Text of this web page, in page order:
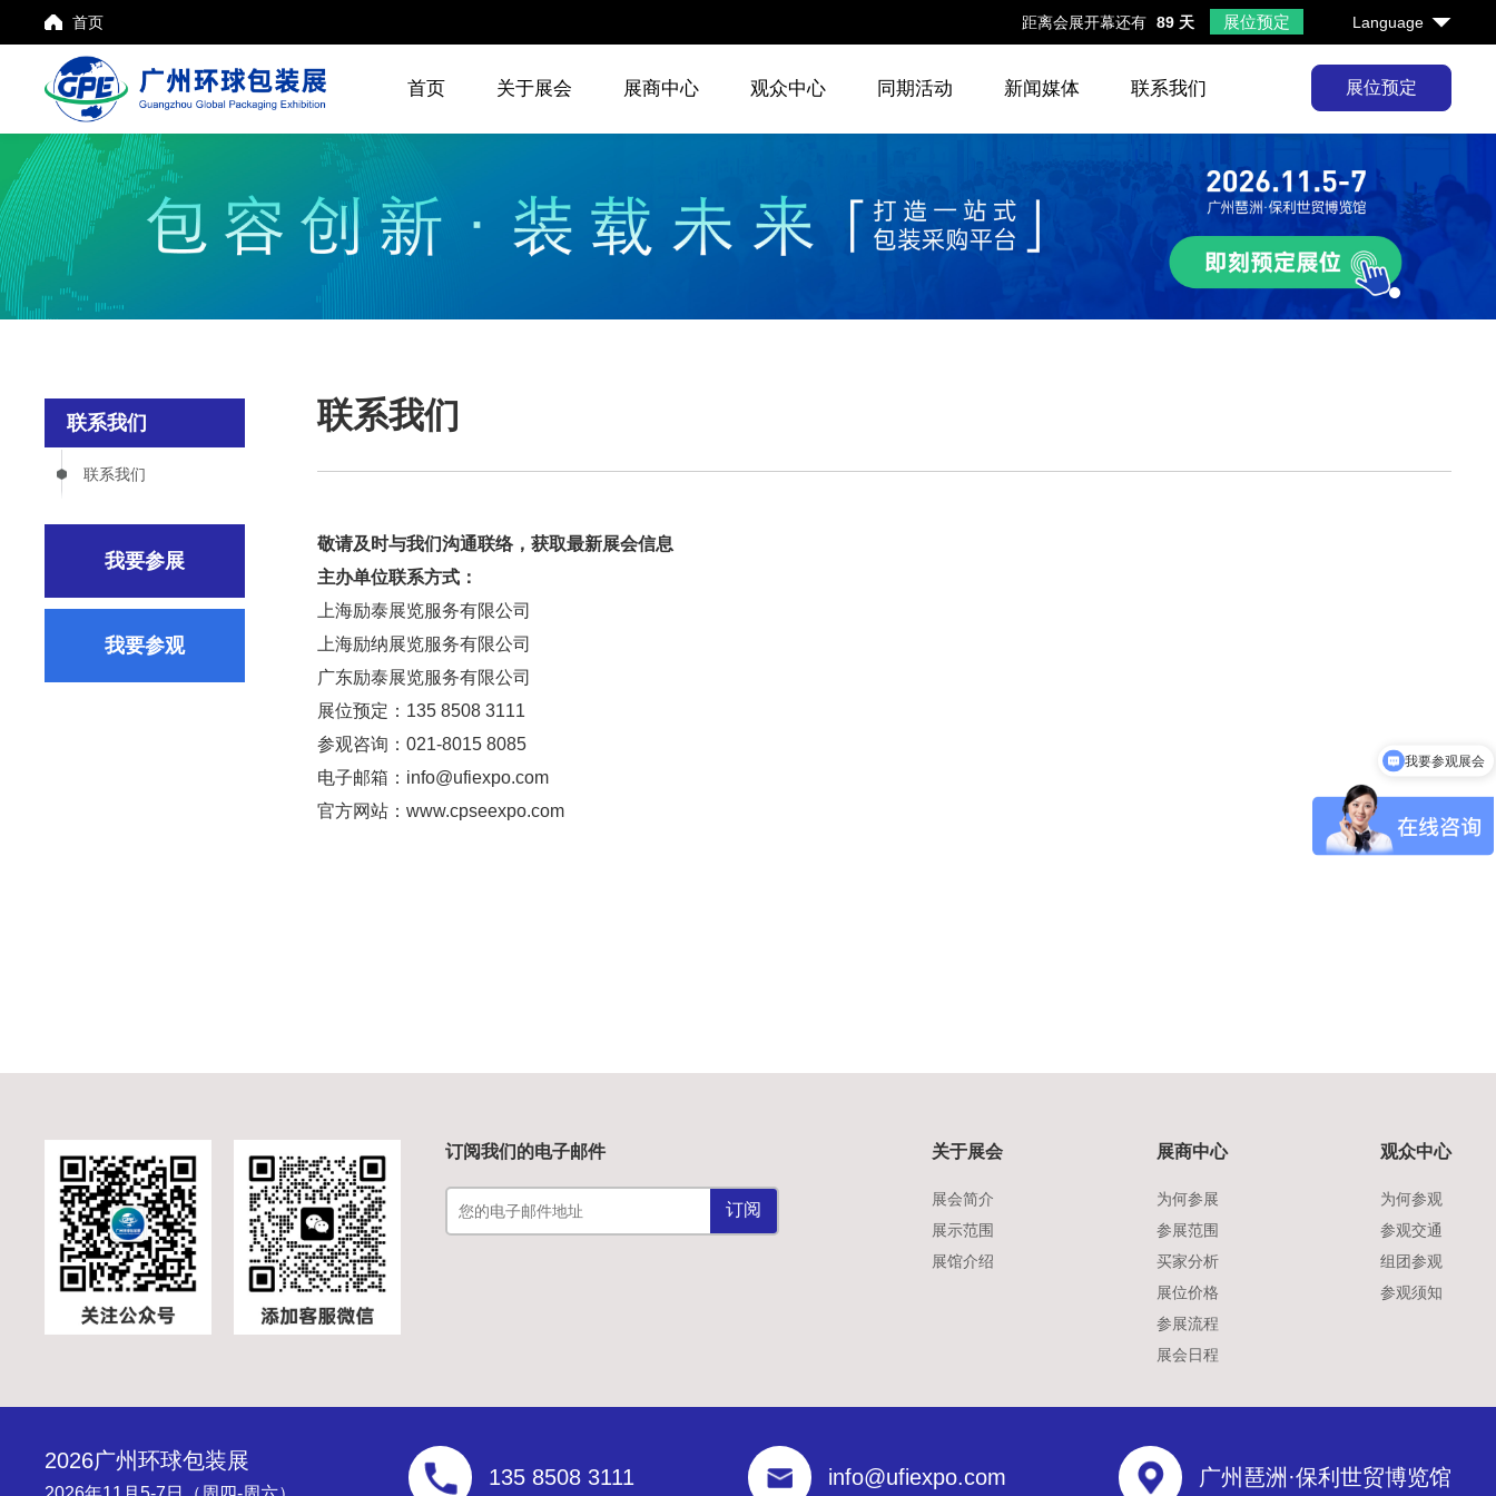
展位预定
首页 距离会展开幕还有 89 天 展位预定 Language
首页 关于展会 展商中心 观众中心 同期活动 新闻媒体 联系我们
联系我们
联系我们
我要参展
我要参观
联系我们
敬请及时与我们沟通联络，获取最新展会信息
主办单位联系方式：
上海励泰展览服务有限公司
上海励纳展览服务有限公司
广东励泰展览服务有限公司
展位预定：135 8508 3111
参观咨询：021-8015 8085
电子邮箱：info@ufiexpo.com
官方网站：www.cpseexpo.com
订阅我们的电子邮件
订阅
关于展会
展会简介
展示范围
展馆介绍
展商中心
为何参展
参展范围
买家分析
展位价格
参展流程
展会日程
观众中心
为何参观
参观交通
组团参观
参观须知
2026广州环球包装展
135 8508 3111 info@ufiexpo.com 广州琶洲·保利世贸博览馆
我要参观展会